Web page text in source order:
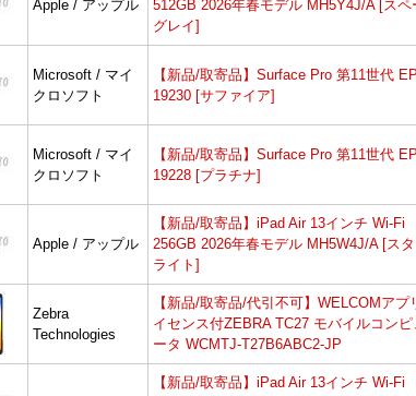
Apple / アップル
512GB 2026年春モデル MH5Y4J/A [スペ
グレイ]
Microsoft / マイ
クロソフト
【新品/取寄品】Surface Pro 第11世代
19230 [サファイア]
Microsoft / マイ
クロソフト
【新品/取寄品】Surface Pro 第11世代
19228 [プラチナ]
Apple / アップル
【新品/取寄品】iPad Air 13インチ Wi-Fi
256GB 2026年春モデル MH5W4J/A [ス
ライト]
Zebra
Technologies
【新品/取寄品/代引不可】WELCOMアプ
イセンス付ZEBRA TC27 モバイルコンピ
ータ WCMTJ-T27B6ABC2-JP
【新品/取寄品】iPad Air 13インチ Wi-Fi